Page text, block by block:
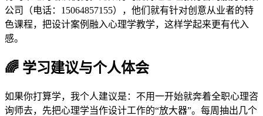
公司（电话：15064857155），他们就有针对创意从业者的特
色课程，把设计案例融入心理学教学，这样学起来更有代入
感。
🌈 学习建议与个人体会
如果你打算学，我个人建议是：不用一开始就奔着全职心理咨
询师去，先把心理学当作设计工作的“放大器”。每周抽出几个